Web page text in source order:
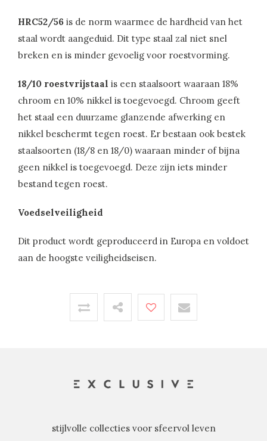
HRC52/56 is de norm waarmee de hardheid van het
staal wordt aangeduid. Dit type staal zal niet snel
breken en is minder gevoelig voor roestvorming.
18/10 roestvrijstaal is een staalsoort waaraan 18%
chroom en 10% nikkel is toegevoegd. Chroom geeft
het staal een duurzame glanzende afwerking en
nikkel beschermt tegen roest. Er bestaan ook bestek
staalsoorten (18/8 en 18/0) waaraan minder of bijna
geen nikkel is toegevoegd. Deze zijn iets minder
bestand tegen roest.
Voedselveiligheid
Dit product wordt geproduceerd in Europa en voldoet
aan de hoogste veiligheidseisen.
stijlvolle collecties voor sfeervol leven